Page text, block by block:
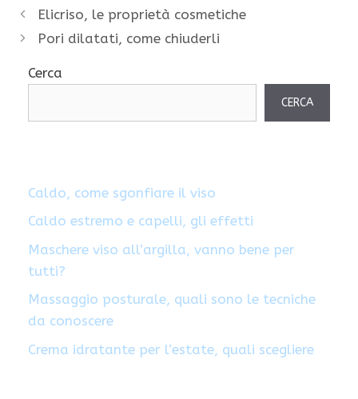
Elicriso, le proprietà cosmetiche
Pori dilatati, come chiuderli
Cerca
CERCA
Caldo, come sgonfiare il viso
Caldo estremo e capelli, gli effetti
Maschere viso all’argilla, vanno bene per
tutti?
Massaggio posturale, quali sono le tecniche
da conoscere
Crema idratante per l’estate, quali scegliere